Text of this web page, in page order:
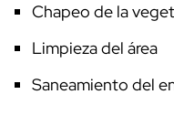
Chapeo de la
Limpieza del área
Saneamiento del